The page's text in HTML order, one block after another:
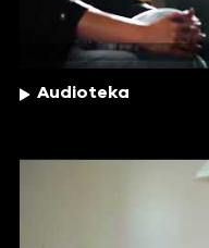
Audioteka